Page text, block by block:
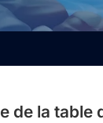
de la table